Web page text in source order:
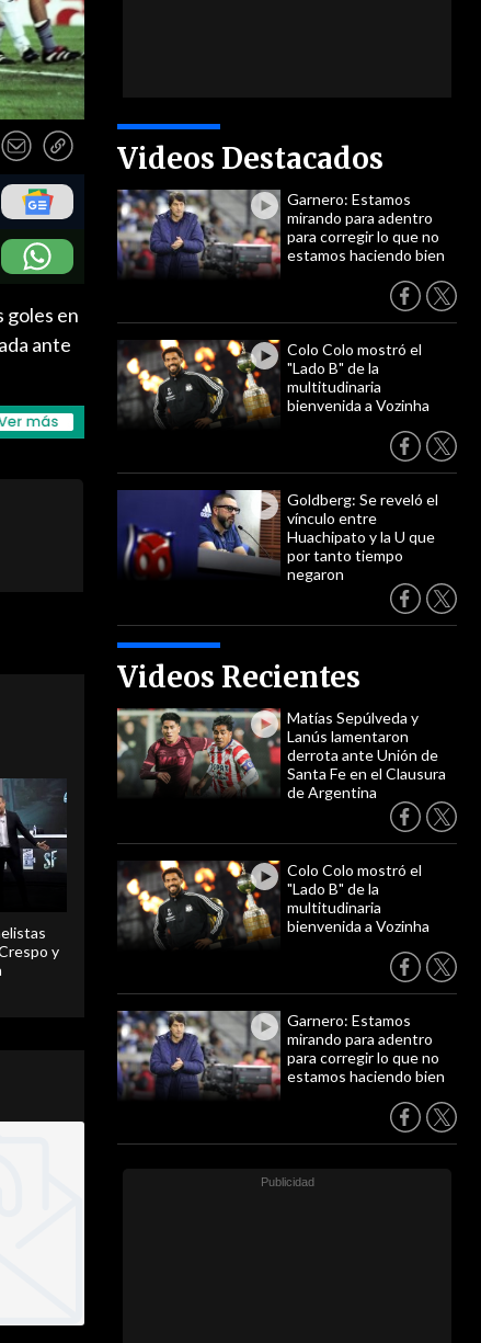
Videos Destacados
Garnero: Estamos
mirando para adentro
para corregir lo que no
estamos haciendo bien
Colo Colo mostró el
"Lado B" de la
multitudinaria
bienvenida a Vozinha
Goldberg: Se reveló el
vínculo entre
Huachipato y la U que
por tanto tiempo
negaron
Videos Recientes
Matías Sepúlveda y
Lanús lamentaron
derrota ante Unión de
Santa Fe en el Clausura
de Argentina
Colo Colo mostró el
"Lado B" de la
multitudinaria
bienvenida a Vozinha
Garnero: Estamos
mirando para adentro
para corregir lo que no
estamos haciendo bien
goles en
ante
y